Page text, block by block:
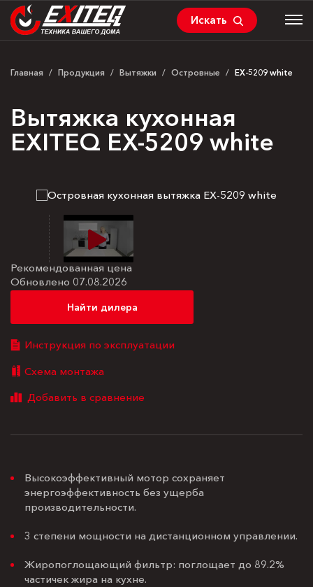
Искать
Главная / Продукция / Вытяжки / Островные / EX-5209 white
Вытяжка кухонная
EXITEQ EX-5209 white
Рекомендованная цена
Обновлено 07.08.2026
Найти дилера
Инструкция по эксплуатации
Схема монтажа
Высокоэффективный мотор сохраняет
энергоэффективность без ущерба
производительности.
3 степени мощности на дистанционном управлении.
Жиропоглощающий фильтр: поглощает до 89.2%
частичек жира на кухне.